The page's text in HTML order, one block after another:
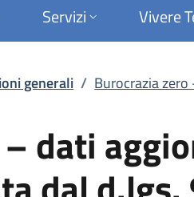
Servizi Vivere
generali / Burocrazia
– dati